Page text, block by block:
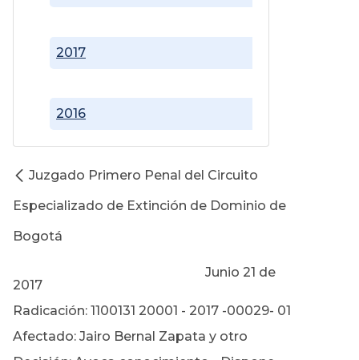
2016
2017
Juzgado Primero Penal del Circuito
Especializado de Extinción de Dominio de
Bogotá
Junio 21 de
2017
Radicación: 1100131 20001 - 2017 -00029- 01
Afectado: Jairo Bernal Zapata y otro